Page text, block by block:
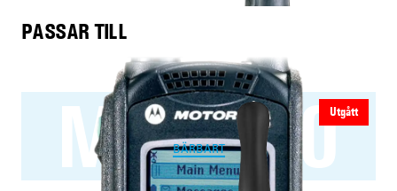
PASSAR TILL
Utgått
MTP850
BÄRBART